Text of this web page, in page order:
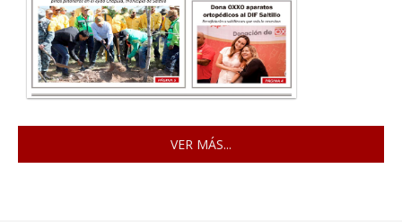
VER MÁS...